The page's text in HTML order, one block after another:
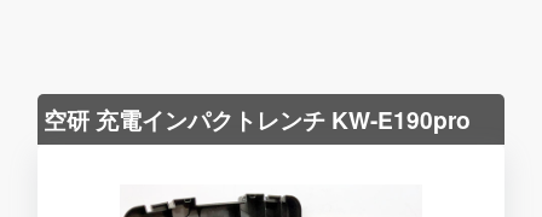
空研 充電インパクトレンチ KW-E190pro